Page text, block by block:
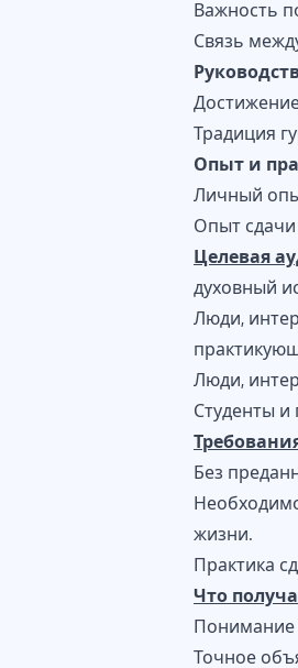
Важность
Связь
Традиция
Опыт и
Личный
Опыт сдачи
Целевая
духовный
Люди,
Люди,
Студенты
Без
жизни.
Практика
Что
Понимание
Точное